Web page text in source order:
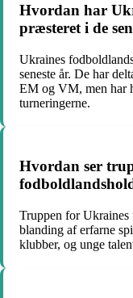
Hvordan har
præsteret i de
Ukraines
seneste år. De har
EM og VM, men har
turneringerne.
Hvordan ser
Truppen for Ukraines
blanding af erfarne
klubber, og unge